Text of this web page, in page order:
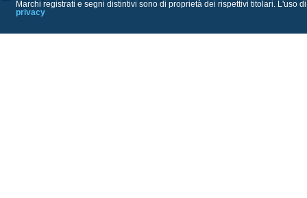
Marchi registrati e segni distintivi sono di proprietà dei rispettivi titolari. L'uso
privacy